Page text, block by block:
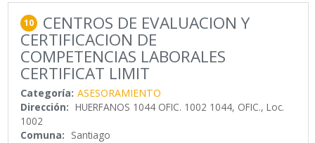
10 CENTROS DE EVALUACION Y
CERTIFICACION DE
COMPETENCIAS LABORALES
CERTIFICAT LIMIT
Categoría: ASESORAMIENTO
Dirección: HUERFANOS 1044 OFIC. 1002 1044, OFIC., Loc.
1002
Comuna: Santiago